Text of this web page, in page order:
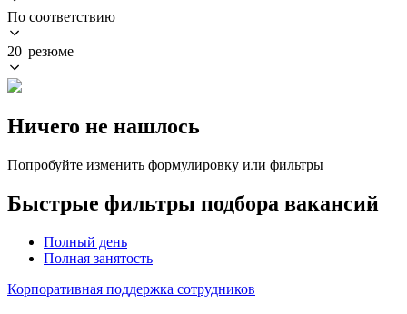
По соответствию
20 резюме
Ничего не нашлось
Попробуйте изменить формулировку или фильтры
Быстрые фильтры подбора вакансий
Полный день
Полная занятость
Корпоративная поддержка сотрудников